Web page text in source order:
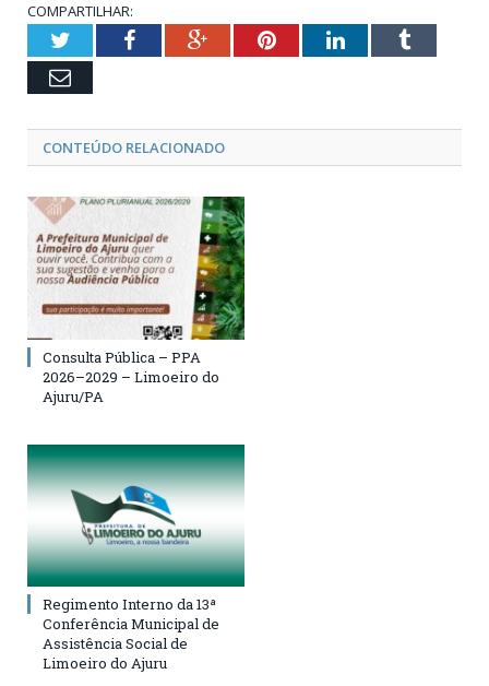
COMPARTILHAR:
TwitterFacebookGoogle+PinterestLinkedInTumblr
Email
CONTEÚDO RELACIONADO
Consulta Pública – PPA
2026–2029 – Limoeiro do
Ajuru/PA
Regimento Interno da 13ª
Conferência Municipal de
Assistência Social de
Limoeiro do Ajuru